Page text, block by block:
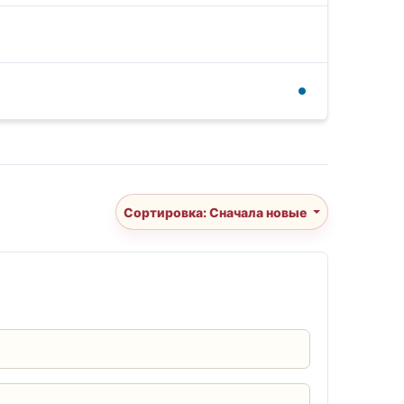
Сортировка: Сначала новые